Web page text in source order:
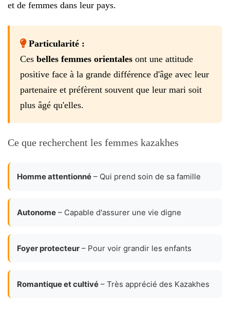
et de femmes dans leur pays.
Particularité :
Ces belles femmes orientales ont une attitude
positive face à la grande différence d'âge avec leur
partenaire et préfèrent souvent que leur mari soit
plus âgé qu'elles.
Ce que recherchent les femmes kazakhes
Homme attentionné – Qui prend soin de sa famille
Autonome – Capable d'assurer une vie digne
Foyer protecteur – Pour voir grandir les enfants
Romantique et cultivé – Très apprécié des Kazakhes